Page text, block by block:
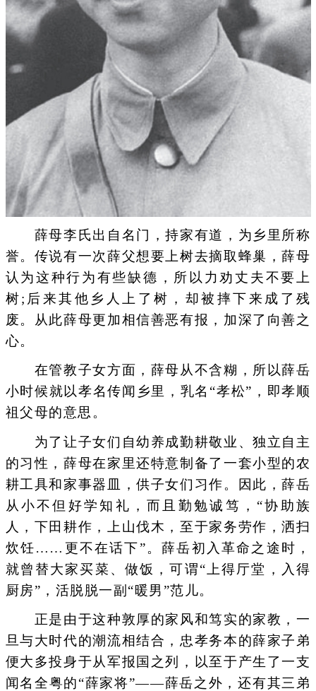
薛母李氏出自名门，持家有道，为乡里所称
誉。传说有一次薛父想要上树去摘取蜂巢，薛母
认为这种行为有些缺德，所以力劝丈夫不要上
树;后来其他乡人上了树，却被摔下来成了残
废。从此薛母更加相信善恶有报，加深了向善之
心。
在管教子女方面，薛母从不含糊，所以薛岳
小时候就以孝名传闻乡里，乳名“孝松”，即孝顺
祖父母的意思。
为了让子女们自幼养成勤耕敬业、独立自主
的习性，薛母在家里还特意制备了一套小型的农
耕工具和家事器皿，供子女们习作。因此，薛岳
从小不但好学知礼，而且勤勉诚笃，“协助族
人，下田耕作，上山伐木，至于家务劳作，洒扫
炊饪……更不在话下”。薛岳初入革命之途时，
就曾替大家买菜、做饭，可谓“上得厅堂，入得
厨房”，活脱脱一副“暖男”范儿。
正是由于这种敦厚的家风和笃实的家教，一
旦与大时代的潮流相结合，忠孝务本的薛家子弟
便大多投身于从军报国之列，以至于产生了一支
闻名全粤的“薛家将”——薛岳之外，还有其三弟